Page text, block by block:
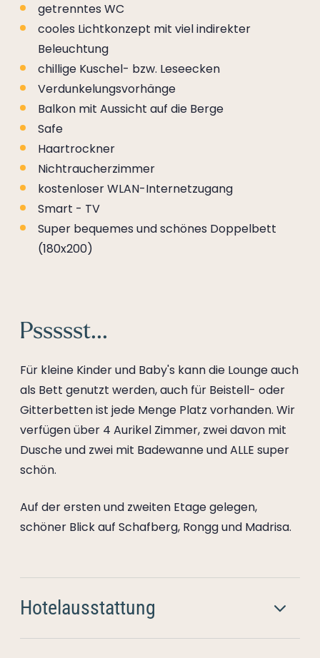
getrenntes WC
cooles Lichtkonzept mit viel indirekter
Beleuchtung
chillige Kuschel- bzw. Leseecken
Verdunkelungsvorhänge
Balkon mit Aussicht auf die Berge
Safe
Haartrockner
Nichtraucherzimmer
kostenloser WLAN-Internetzugang
Smart - TV
Super bequemes und schönes Doppelbett
(180x200)
Pssssst...
Für kleine Kinder und Baby's kann die Lounge auch
als Bett genutzt werden, auch für Beistell- oder
Gitterbetten ist jede Menge Platz vorhanden. Wir
verfügen über 4 Aurikel Zimmer, zwei davon mit
Dusche und zwei mit Badewanne und ALLE super
schön.
Auf der ersten und zweiten Etage gelegen,
schöner Blick auf Schafberg, Rongg und Madrisa.
Hotelausstattung